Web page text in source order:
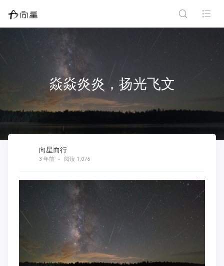
焱焱炎炎，扬光飞文
向星而行
3 年前 阅读 1,076